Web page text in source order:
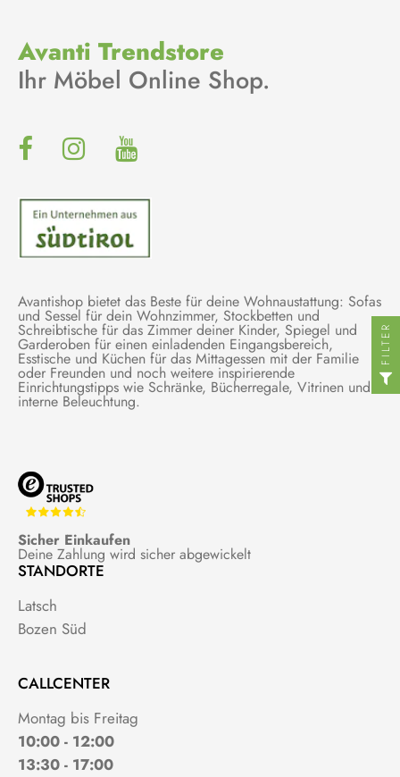
Avanti Trendstore
Ihr Möbel Online Shop.
Avantishop bietet das Beste für deine Wohnaustattung: Sofas
und Sessel für dein Wohnzimmer, Stockbetten und
Schreibtische für das Zimmer deiner Kinder, Spiegel und
Garderoben für einen einladenden Eingangsbereich,
Esstische und Küchen für das Mittagessen mit der Familie
oder Freunden und noch weitere inspirierende
Einrichtungstipps wie Schränke, Bücherregale, Vitrinen und
interne Beleuchtung.
Sicher Einkaufen
Deine Zahlung wird sicher abgewickelt
STANDORTE
Latsch
Bozen Süd
CALLCENTER
Montag bis Freitag
10:00 - 12:00
13:30 - 17:00
FILTER